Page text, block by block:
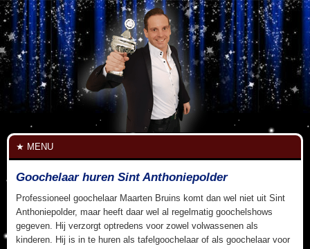
MENU
Goochelaar huren Sint Anthoniepolder
Professioneel goochelaar Maarten Bruins komt dan wel niet uit Sint
Anthoniepolder, maar heeft daar wel al regelmatig goochelshows
gegeven. Hij verzorgt optredens voor zowel volwassenen als
kinderen. Hij is in te huren als tafelgoochelaar of als goochelaar voor